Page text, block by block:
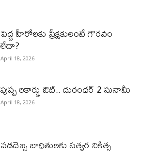
పెద్ద హీరోల‌కు ప్రేక్ష‌కులంటే గౌర‌వం
లేదా?
April 18, 2026
పుష్ప రికార్డు ఔట్‌.. దురంధ‌ర్ 2 సునామీ
April 18, 2026
వడదెబ్బ బాధితులకు సత్వర చికిత్స